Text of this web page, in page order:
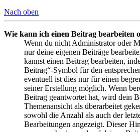
Nach oben
Wie kann ich einen Beitrag bearbeiten
Wenn du nicht Administrator oder
nur deine eigenen Beiträge
kannst einen Beitrag bearbeiten,
Beitrag“-Symbol für den
eventuell ist dies nur für einen
seiner Erstellung möglich. Wenn
Beitrag geantwortet hat, wird dein
Themenansicht als überarbeitet
sowohl die Anzahl als auch der
Bearbeitungen angezeigt. Dieser